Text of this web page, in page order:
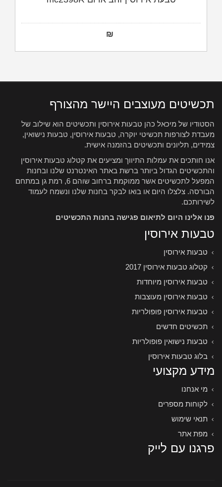
₪
תכשיטים מעוצבים היישר מהצורף
הסטודיו של מיכאל כהן טבעות אירוסין ותכשיטים הוא שילוב של
מעבדת לצורפות תכשיטי יוקרה, טבעות אירוסין, טבעות נישואין,
צמידים, תליונים ותכשיטים בהזמנה אישית.
אנו חותכים את עמלות התיווך ומציעים את קטלוג טבעות אירוסין
והתכשיטים הגדול ביותר ברשת באתר האינטרנט שלנו ובחנות
המפעל לתכשיטים אשר ממוקמת ברחוב שוהם 6, רמת גן במתחם
הבורסה. צלצלו היום או בואו לבקר בחנות שלנו ונשמח לעמוד
לשירותכם.
פנו אלינו היום לתיאום פגישה בחנות התכשיטים
טבעות אירוסין
טבעות אירוסין
קטלוג טבעות אירוסין 2017
טבעות אירוסין מיוחדות
טבעות אירוסין מעוצבות
טבעות אירוסין פופולריות
תכשיטים חדשים
טבעות נישואין פופולריות
בלוג טבעות אירוסין
מידע מקצועי
מי אנחנו
לקוחות מספרים
תנאי שימוש
מפת אתר
פרגנו עם לייק